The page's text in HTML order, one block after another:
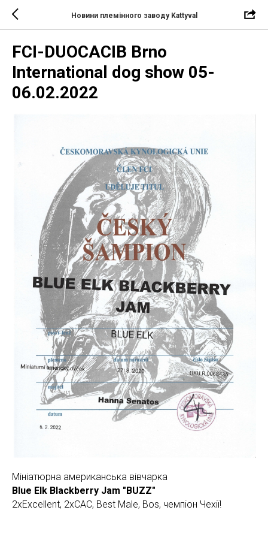
Новини племінного заводу Kattyval
FCI-DUOCACIB Brno
International dog show 05-
06.02.2022
Мініатюрна американська вівчарка
Blue Elk Blackberry Jam "BUZZ"
2xExcellent, 2xCAC, Best Male, Bos, чемпіон Чехії!